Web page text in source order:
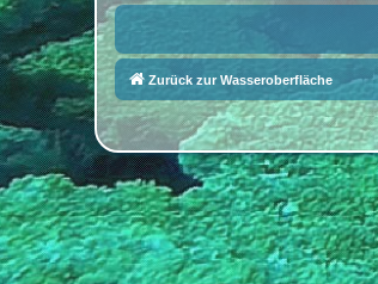
Zurück zur Wasseroberfläche